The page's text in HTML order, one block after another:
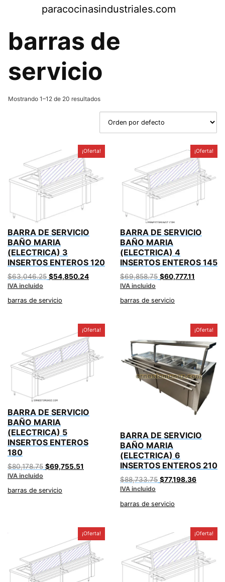
contenido
paracocinasindustriales.com
barras de
servicio
Mostrando 1–12 de 20 resultados
¡Oferta!
BARRA DE SERVICIO
BAÑO MARIA
(ELECTRICA) 3
INSERTOS ENTEROS 120
$63,046.25 Original
was:
$63,046.25.
$54,850.24Current
$54,850.24.
IVA incluido
barras de servicio
¡Oferta!
BARRA DE SERVICIO
BAÑO MARIA
(ELECTRICA) 4
INSERTOS ENTEROS 145
$69,858.75 Original
was:
$69,858.75.
$60,777.11
IVA incluido
barras de servicio
¡Oferta!
BARRA DE SERVICIO
BAÑO MARIA
(ELECTRICA) 5
INSERTOS ENTEROS
180
$80,178.75 Original
was:
$80,178.75.
$69,755.51
IVA incluido
barras de servicio
¡Oferta!
BARRA DE SERVICIO
BAÑO MARIA
(ELECTRICA) 6
INSERTOS ENTEROS 210
$88,733.75 Original
was:
$88,733.75.
$77,198.36Current
IVA incluido
barras de servicio
¡Oferta! ¡Oferta!